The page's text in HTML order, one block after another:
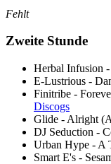
Fehlt
Zweite Stunde
Herbal Infusion
E-Lustrious -
Finitribe -
Discogs
Glide - Alright
DJ Seduction -
Urban Hype - A
Smart E's -